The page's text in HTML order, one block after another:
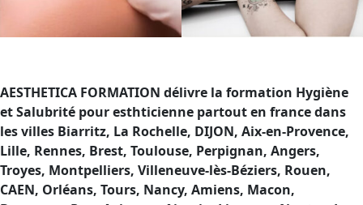
AESTHETICA FORMATION délivre la formation Hygiène
et Salubrité pour esthticienne partout en france dans
les villes Biarritz, La Rochelle, DIJON, Aix-en-Provence,
Lille, Rennes, Brest, Toulouse, Perpignan, Angers,
Troyes, Montpelliers, Villeneuve-lès-Béziers, Rouen,
CAEN, Orléans, Tours, Nancy, Amiens, Macon,